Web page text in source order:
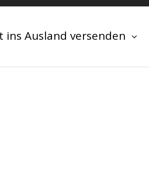
ins Ausland versenden